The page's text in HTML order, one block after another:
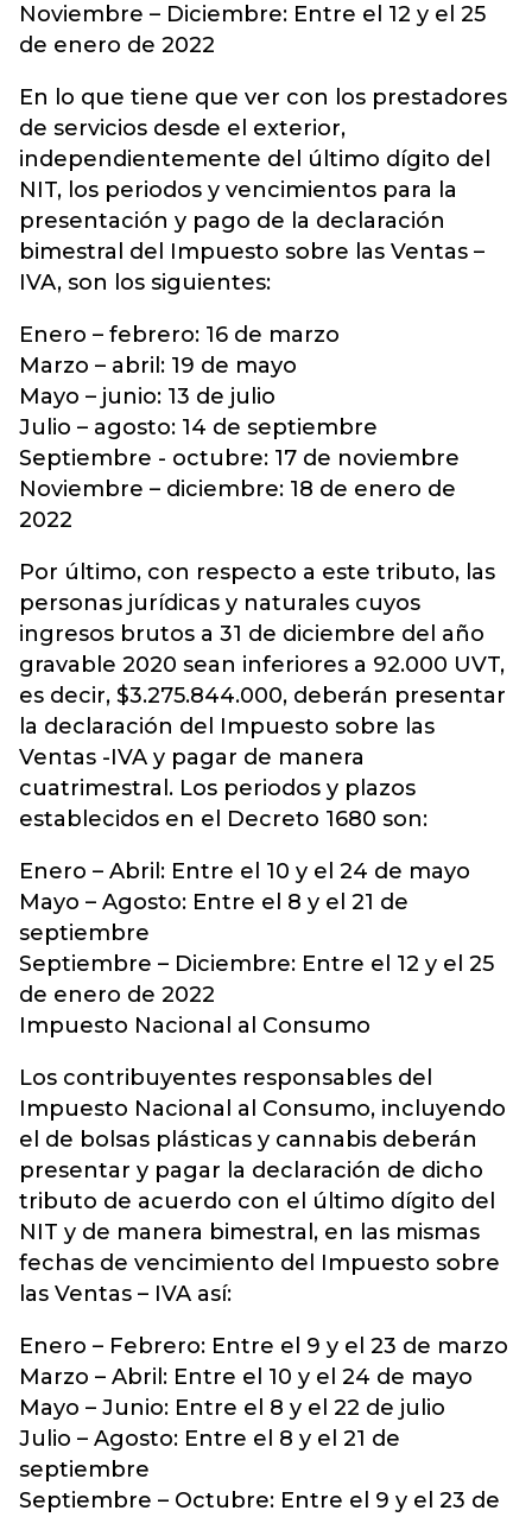
Noviembre – Diciembre: Entre el 12 y el 25
de enero de 2022
En lo que tiene que ver con los prestadores
de servicios desde el exterior,
independientemente del último dígito del
NIT, los periodos y vencimientos para la
presentación y pago de la declaración
bimestral del Impuesto sobre las Ventas –
IVA, son los siguientes:
Enero – febrero: 16 de marzo
Marzo – abril: 19 de mayo
Mayo – junio: 13 de julio
Julio – agosto: 14 de septiembre
Septiembre - octubre: 17 de noviembre
Noviembre – diciembre: 18 de enero de
2022
Por último, con respecto a este tributo, las
personas jurídicas y naturales cuyos
ingresos brutos a 31 de diciembre del año
gravable 2020 sean inferiores a 92.000 UVT,
es decir, $3.275.844.000, deberán presentar
la declaración del Impuesto sobre las
Ventas -IVA y pagar de manera
cuatrimestral. Los periodos y plazos
establecidos en el Decreto 1680 son:
Enero – Abril: Entre el 10 y el 24 de mayo
Mayo – Agosto: Entre el 8 y el 21 de
septiembre
Septiembre – Diciembre: Entre el 12 y el 25
de enero de 2022
Impuesto Nacional al Consumo
Los contribuyentes responsables del
Impuesto Nacional al Consumo, incluyendo
el de bolsas plásticas y cannabis deberán
presentar y pagar la declaración de dicho
tributo de acuerdo con el último dígito del
NIT y de manera bimestral, en las mismas
fechas de vencimiento del Impuesto sobre
las Ventas – IVA así:
Enero – Febrero: Entre el 9 y el 23 de marzo
Marzo – Abril: Entre el 10 y el 24 de mayo
Mayo – Junio: Entre el 8 y el 22 de julio
Julio – Agosto: Entre el 8 y el 21 de
septiembre
Septiembre – Octubre: Entre el 9 y el 23 de